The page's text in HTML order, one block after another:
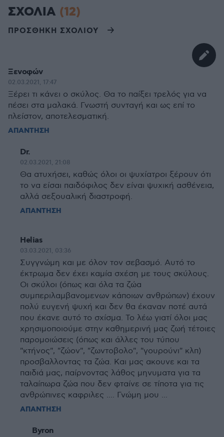
ΣΧΟΛΙΑ (12)
ΠΡΟΣΘΗΚΗ ΣΧΟΛΙΟΥ
Ξενοφών
02.03.2021, 17:47
Ξέρει τι κάνει ο σκύλος. Θα το παίξει τρελός για να
πέσει στα μαλακά. Γνωστή συνταγή και ως επί το
πλείστον, αποτελεσματική.
ΑΠΑΝΤΗΣΗ
Dr.
02.03.2021, 21:08
Θα ατυχήσει, καθώς όλοι οι ψυχίατροι ξέρουν ότι
το να είσαι παιδόφιλος δεν είναι ψυχική ασθένεια,
αλλά σεξουαλική διαστροφή.
ΑΠΑΝΤΗΣΗ
Helias
03.03.2021, 03:36
Συγγνώμη και με όλον τον σεβασμό. Αυτό το
έκτρωμα δεν έχει καμία σχέση με τους σκύλους.
Οι σκύλοι (όπως και όλα τα ζώα
συμπεριλαμβανομενων κάποιων ανθρώπων) έχουν
πολύ ευγενή ψυχή και δεν θα έκαναν ποτέ αυτά
που έκανε αυτό το σχίσμα. Το λέω γιατί όλοι μας
χρησιμοποιούμε στην καθημερινή μας ζωή τέτοιες
παρομοιώσεις (όπως και άλλες του τύπου
"κτήνος", "ζώον", "ζωντοβολο", "γουρούνι" κλπ)
προσβαλλοντας τα ζώα. Και μας ακουνε και τα
παιδιά μας, παίρνοντας λάθος μηνυματα για τα
ταλαίπωρα ζώα που δεν φταίνε σε τίποτα για τις
ανθρώπινες καφριλες .... Γνώμη μου ...
ΑΠΑΝΤΗΣΗ
Byron